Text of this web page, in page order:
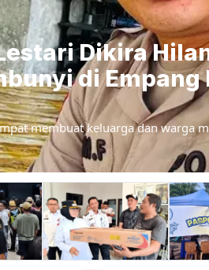
Dikira
di Empang
membuat keluarga dan warga